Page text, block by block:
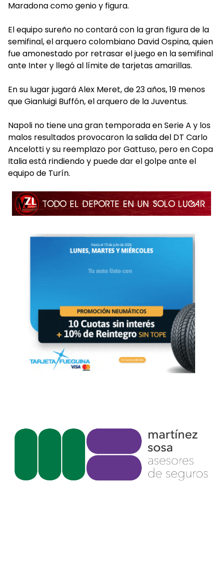
Maradona como genio y figura.
El equipo sureño no contará con la gran figura de la
semifinal, el arquero colombiano David Ospina, quien
fue amonestado por retrasar el juego en la semifinal
ante Inter y llegó al límite de tarjetas amarillas.
En su lugar jugará Alex Meret, de 23 años, 19 menos
que Gianluigi Buffón, el arquero de la Juventus.
Napoli no tiene una gran temporada en Serie A y los
malos resultados provocaron la salida del DT Carlo
Ancelotti y su reemplazo por Gattuso, pero en Copa
Italia está rindiendo y puede dar el golpe ante el
equipo de Turín.